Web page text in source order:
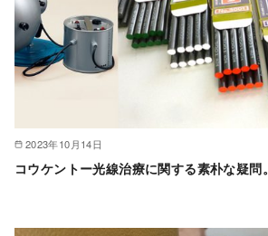
2023年10月14日
コウケントー光線治療に関する素朴な疑問。